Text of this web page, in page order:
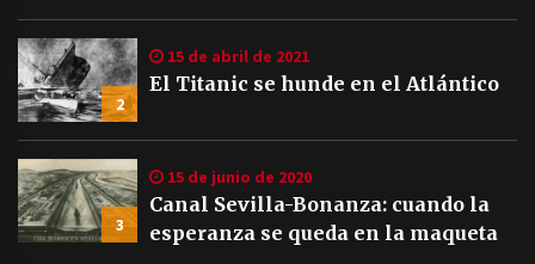
Sevilla
2
15 de abril de 2021
El Titanic se hunde en el Atlántico
3
15 de junio de 2020
Canal Sevilla-Bonanza: cuando la
esperanza se queda en la maqueta